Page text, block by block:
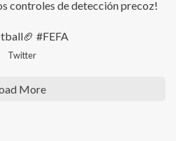
controles de detección precoz!
#FEFA
Twitter
More